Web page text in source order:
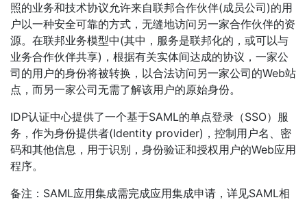
照的业务和技术协议允许来自联邦合作伙伴(成员公司)的用
户以一种安全可靠的方式，无缝地访问另一家合作伙伴的资
源。在联邦业务模型中(其中，服务是联邦化的，或可以与
业务合作伙伴共享)，根据有关实体间达成的协议，一家公
司的用户的身份将被转换，以合法访问另一家公司的Web站
点，而另一家公司无需了解该用户的原始身份。
IDP认证中心提供了一个基于SAML的单点登录（SSO）服
务，作为身份提供者(Identity provider)，控制用户名、密
码和其他信息，用于识别，身份验证和授权用户的Web应用
程序。
备注：SAML应用集成需完成应用集成申请，详见SAML相